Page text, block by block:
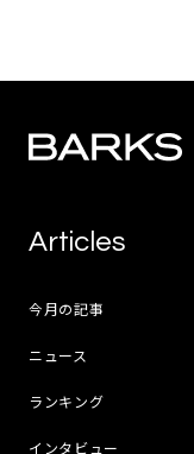
Articles
今月の記事
ニュース
ランキング
インタビュー